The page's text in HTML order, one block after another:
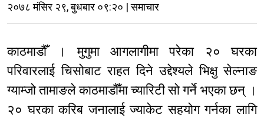
२०७८ मंसिर २९, बुधबार ०९:२० | समाचार
काठमाडौँ । मुगुमा आगलागीमा परेका २० घरका
परिवारलाई चिसोबाट राहत दिने उद्देश्यले भिक्षु सेल्नाङ
ग्याम्जो तामाङले काठमाडौँमा च्यारिटी सो गर्ने भएका छन् ।
२० घरका करिब जनालाई ज्याकेट सहयोग गर्नका लागि